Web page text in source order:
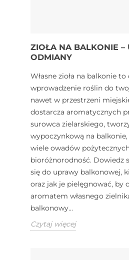
ZIOŁA NA BALKONIE –
ODMIANY
Własne zioła na balkonie
wprowadzenie roślin do
nawet w przestrzeni
dostarcza aromatycznych
surowca zielarskiego,
wypoczynkową na
wiele owadów
bioróżnorodność. Dowiedz
się do uprawy balkonowej,
oraz jak je pielęgnować, by
aromatem własnego
balkonowy...
Czytaj więcej